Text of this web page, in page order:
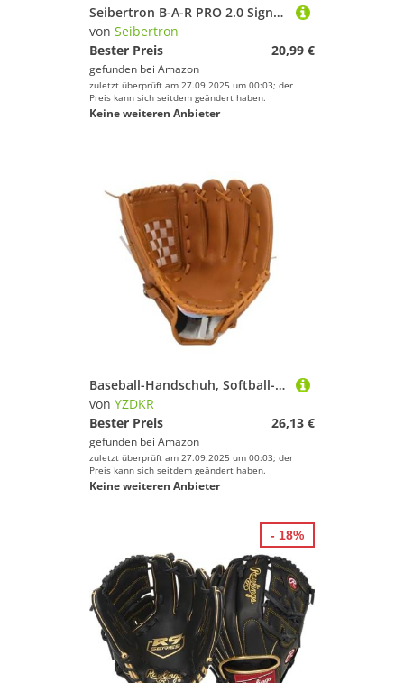
Seibertron B-A-R PRO 2.0 Signature Baseball/Softball Schlagmann Batting Handschuhe Gloves Super Grip Finger Fit for Jugend/Kinder Yellow S
von Seibertron
Bester Preis
20,99 €
gefunden bei Amazon
zuletzt überprüft am 27.09.2025 um 00:03; der
Preis kann sich seitdem geändert haben.
Keine weiteren Anbieter
Baseball-Handschuh, Softball-Übungsausrüstung, Linke Hand, for Erwachsene, Männer, Frauen, Training, Outdoor-Sportarten für Baseball(Brown,10.5 inches)
von YZDKR
Bester Preis
26,13 €
gefunden bei Amazon
zuletzt überprüft am 27.09.2025 um 00:03; der
Preis kann sich seitdem geändert haben.
Keine weiteren Anbieter
- 18%